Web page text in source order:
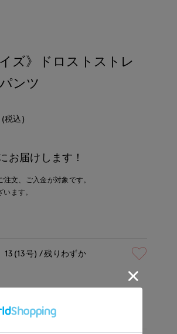
ズ》ドロストストレ
ンツ
(税込)
お届けします！
注文、ご入金が対象です。
ます。
13(13号) 残りわずか